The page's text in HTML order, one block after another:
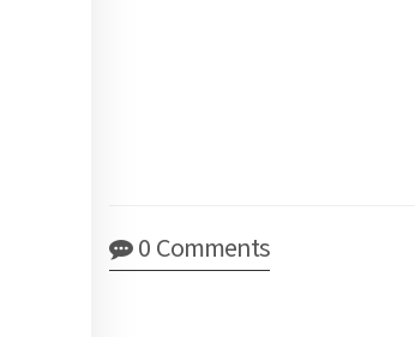
0 Comments